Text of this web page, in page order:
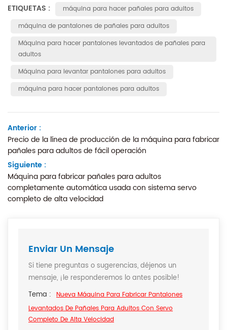
ETIQUETAS :
máquina para hacer pañales para adultos
máquina de pantalones de pañales para adultos
Máquina para hacer pantalones levantados de pañales para
adultos
Máquina para levantar pantalones para adultos
máquina para hacer pantalones para adultos
Anterior :
Precio de la línea de producción de la máquina para fabricar
pañales para adultos de fácil operación
Siguiente :
Máquina para fabricar pañales para adultos
completamente automática usada con sistema servo
completo de alta velocidad
Enviar Un Mensaje
Si tiene preguntas o sugerencias, déjenos un
mensaje, ¡le responderemos lo antes posible!
Tema : Nueva Máquina Para Fabricar Pantalones
Levantados De Pañales Para Adultos Con Servo
Completo De Alta Velocidad